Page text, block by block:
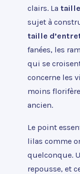
clairs. La
sujet à
taille
fanées, les
qui se
concerne les
moins
ancien.
Le point
lilas comme
quelconque.
repousse, et